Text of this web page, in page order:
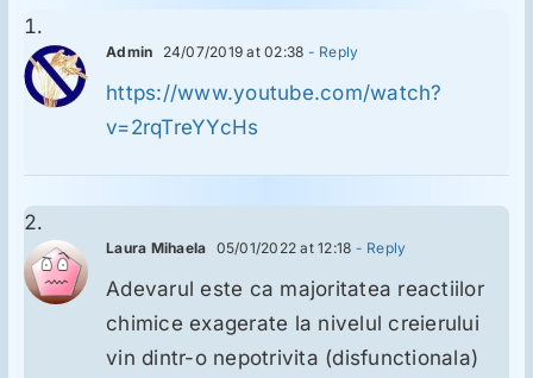
Admin 24/07/2019 at 02:38 - Reply
https://www.youtube.com/watch?
v=2rqTreYYcHs
Laura Mihaela 05/01/2022 at 12:18 - Reply
Adevarul este ca majoritatea reactiilor
chimice exagerate la nivelul creierului
vin dintr-o nepotrivita (disfunctionala)